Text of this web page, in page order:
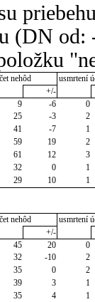
(DN
nehôd
usmrtení
+/-
9 -6
0
25 -3
2
41 -7
1
59 19
2
61 12
3
32 0
1
29 10 1
nehôd
usmrtení
+/-
45 20
0
32 -10
2
35 0
2
39 3
1
35 4
1